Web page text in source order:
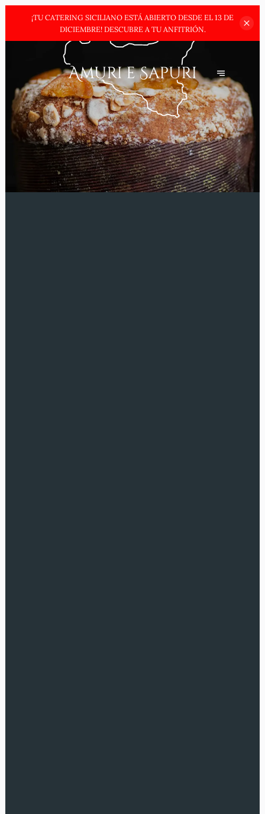
¡TU CATERING SICILIANO ESTÁ ABIERTO DESDE EL 13 DE
DICIEMBRE!DESCUBRE A TU ANFITRIÓN.